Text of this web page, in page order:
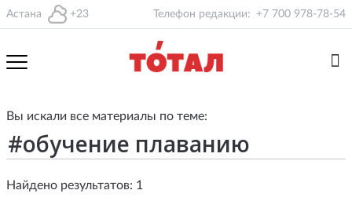
Астана +23 Телефон редакции: +7 700 978-78-54
Вы искали все материалы по теме:
Найдено результатов: 1